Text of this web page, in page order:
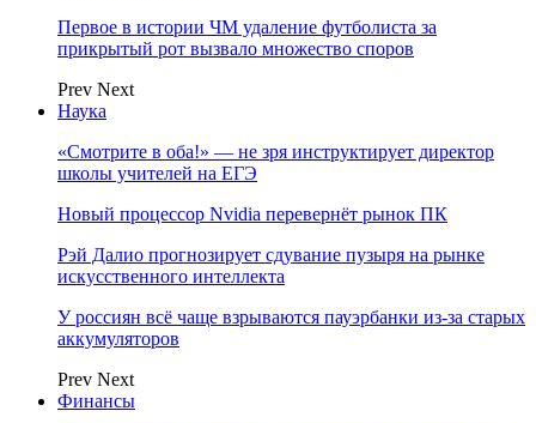
Первое в истории ЧМ удаление футболиста за
прикрытый рот вызвало множество споров
Prev Next
Наука
«Смотрите в оба!» — не зря инструктирует директор
школы учителей на ЕГЭ
Новый процессор Nvidia перевернёт рынок ПК
Рэй Далио прогнозирует сдувание пузыря на рынке
искусственного интеллекта
У россиян всё чаще взрываются пауэрбанки из-за старых
аккумуляторов
Prev Next
Финансы